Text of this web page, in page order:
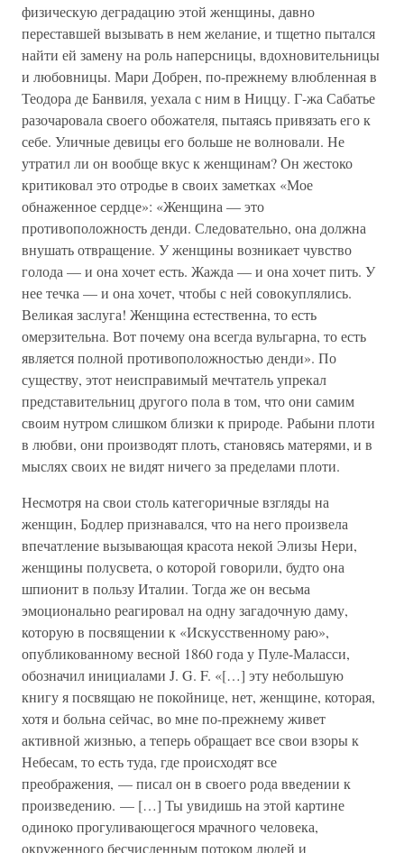
физическую деградацию этой женщины, давно
переставшей вызывать в нем желание, и тщетно пытался
найти ей замену на роль наперсницы, вдохновительницы
и любовницы. Мари Добрен, по-прежнему влюбленная в
Теодора де Банвиля, уехала с ним в Ниццу. Г-жа Сабатье
разочаровала своего обожателя, пытаясь привязать его к
себе. Уличные девицы его больше не волновали. Не
утратил ли он вообще вкус к женщинам? Он жестоко
критиковал это отродье в своих заметках «Мое
обнаженное сердце»: «Женщина — это
противоположность денди. Следовательно, она должна
внушать отвращение. У женщины возникает чувство
голода — и она хочет есть. Жажда — и она хочет пить. У
нее течка — и она хочет, чтобы с ней совокуплялись.
Великая заслуга! Женщина естественна, то есть
омерзительна. Вот почему она всегда вульгарна, то есть
является полной противоположностью денди». По
существу, этот неисправимый мечтатель упрекал
представительниц другого пола в том, что они самим
своим нутром слишком близки к природе. Рабыни плоти
в любви, они производят плоть, становясь матерями, и в
мыслях своих не видят ничего за пределами плоти.
Несмотря на свои столь категоричные взгляды на
женщин, Бодлер признавался, что на него произвела
впечатление вызывающая красота некой Элизы Нери,
женщины полусвета, о которой говорили, будто она
шпионит в пользу Италии. Тогда же он весьма
эмоционально реагировал на одну загадочную даму,
которую в посвящении к «Искусственному раю»,
опубликованному весной 1860 года у Пуле-Маласси,
обозначил инициалами J. G. F. «[…] эту небольшую
книгу я посвящаю не покойнице, нет, женщине, которая,
хотя и больна сейчас, во мне по-прежнему живет
активной жизнью, а теперь обращает все свои взоры к
Небесам, то есть туда, где происходят все
преображения, — писал он в своего рода введении к
произведению. — […] Ты увидишь на этой картине
одиноко прогуливающегося мрачного человека,
окруженного бесчисленным потоком людей и